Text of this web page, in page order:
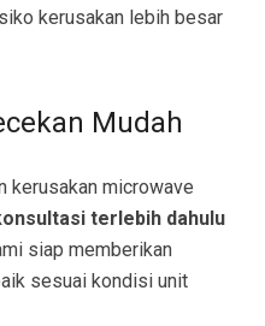
kerusakan lebih besar
Mudah
kerusakan microwave
terlebih dahulu
siap memberikan
sesuai kondisi unit